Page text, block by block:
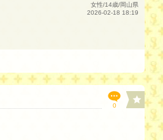
女性/14歳/岡山県
2026-02-18 18:19
0